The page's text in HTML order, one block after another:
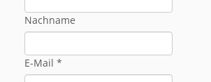
Nachname
E-Mail *